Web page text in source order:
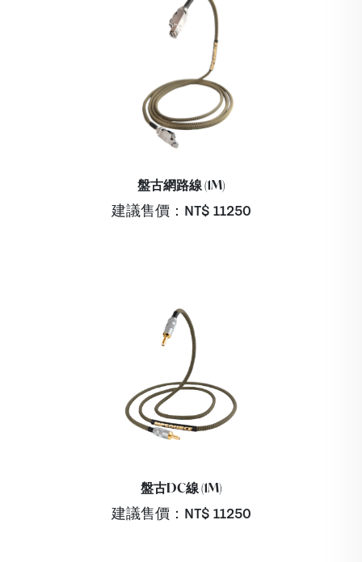
盤古網路線 (1M)
建議售價：NT$ 11250
盤古DC線 (1M)
建議售價：NT$ 11250